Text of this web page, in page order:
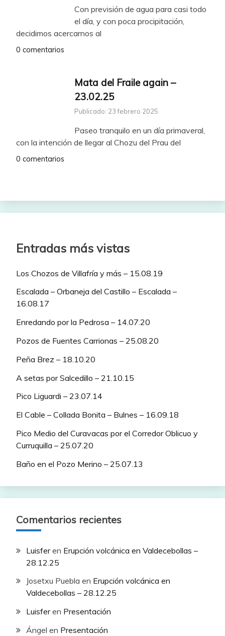
Con previsión de agua para casi todo
el día, y con poca procipitación,
decidimos acercarnos al
0 comentarios
Mata del Fraile again –
23.02.25
Publicado: 23 febrero 2025
Paseo tranquilo en un día primaveral,
con la intención de llegar al Chozu del Prau del
0 comentarios
Entradas más vistas
Los Chozos de Villafría y más – 15.08.19
Escalada – Orbaneja del Castillo – Escalada –
16.08.17
Enredando por la Pedrosa – 14.07.20
Pozos de Fuentes Carrionas – 25.08.20
Peña Brez – 18.10.20
A setas por Salcedillo – 21.10.15
Pico Liguardi – 23.07.14
El Cable – Collada Bonita – Bulnes – 16.09.18
Pico Medio del Curavacas por el Corredor Oblicuo y
Curruquilla – 25.07.20
Baño en el Pozo Merino – 25.07.13
Comentarios recientes
Luisferen Erupción volcánica en Valdecebollas –
28.12.25
Josetxu Puebla en Erupción volcánica en
Valdecebollas – 28.12.25
Luisferen Presentación
Ángel en Presentación